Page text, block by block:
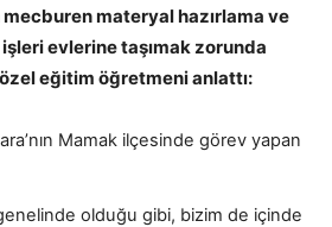
materyal hazırlama ve
evlerine taşımak zorunda
özel eğitim öğretmeni anlattı:
Mamak ilçesinde görev yapan
olduğu gibi, bizim de içinde